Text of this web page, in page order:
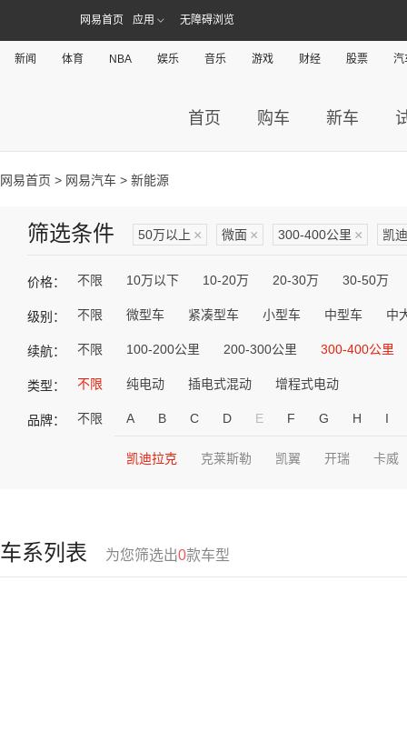
网易首页 应用 无障碍浏览
新闻 体育 NBA 娱乐 音乐 游戏 财经 股票 汽
首页 购车 新车
网易首页 > 网易汽车 > 新能源
筛选条件 50万以上 × 微面 × 300-400公里 × 凯
价格： 不限 10万以下 10-20万 20-30万 30-50万
级别： 不限 微型车 紧凑型车 小型车 中型车 中
续航： 不限 100-200公里 200-300公里 300-400公里
类型： 不限 纯电动 插电式混动 增程式电动
品牌： 不限 A B C D E F G H I
凯迪拉克 克莱斯勒 凯翼 开瑞 卡威
车系列表 为您筛选出0款车型